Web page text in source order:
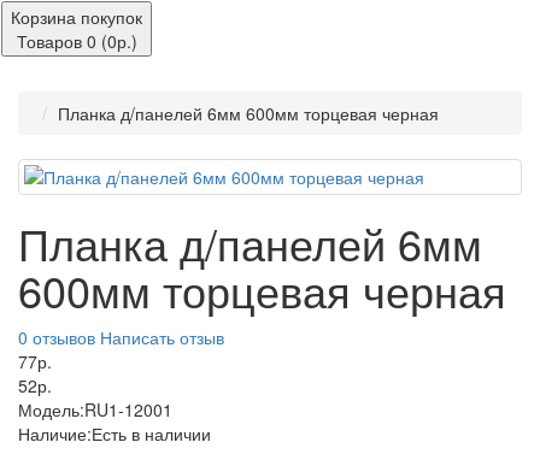
Корзина покупок
Товаров 0 (0р.)
Планка д/панелей 6мм 600мм торцевая черная
Планка д/панелей 6мм
600мм торцевая черная
0 отзывов Написать отзыв
77р.
52р.
Модель:RU1-12001
Наличие:Есть в наличии